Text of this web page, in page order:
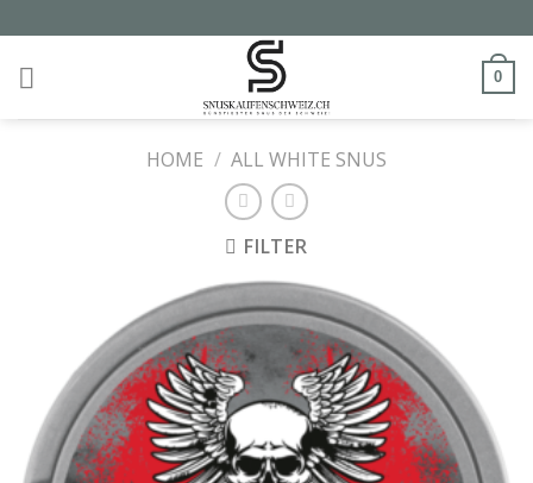
to
content
0
HOME / ALL WHITE SNUS
FILTER